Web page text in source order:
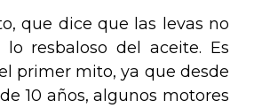
que dice que las levas no
resbaloso del aceite. Es
primer mito, ya que desde
10 años, algunos motores